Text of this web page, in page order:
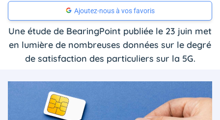
Ajoutez-nous à vos favoris
Une étude de BearingPoint publiée le 23 juin met
en lumière de nombreuses données sur le degré
de satisfaction des particuliers sur la 5G.